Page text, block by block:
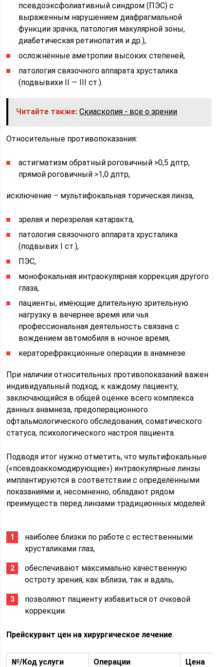
псевдоэксфолиативный синдром (ПЭС) с
выраженным нарушением диафрагмальной
функции зрачка, патология макулярной зоны,
диабетическая ретинопатия и др.),
осложнённые аметропии высоких степеней,
патология связочного аппарата хрусталика
(подвывихи II — III ст.).
Читайте также: Скиаскопия - все о зрении
Относительные противопоказания:
астигматизм обратный роговичный >0,5 дптр,
прямой роговичный >1,0 дптр,
исключение – мультифокальная торическая линза,
зрелая и перезрелая катаракта,
патология связочного аппарата хрусталика
(подвывих I ст.),
ПЭС,
монофокальная интраокулярная коррекция другого
глаза,
пациенты, имеющие длительную зрительную
нагрузку в вечернее время или чья
профессиональная деятельность связана с
вождением автомобиля в ночное время,
кераторефракционные операции в анамнезе.
При наличии относительных противопоказаний важен
индивидуальный подход, к каждому пациенту,
заключающийся в общей оценке всего комплекса
данных анамнеза, предоперационного
офтальмологического обследования, соматического
статуса, психологического настроя пациента.
Подводя итог нужно отметить, что мультифокальные
(«псевдоаккомодирующие») интраокулярные линзы
имплантируются в соответствии с определёнными
показаниями и, несомненно, обладают рядом
преимуществ перед линзами традиционных моделей:
наиболее близки по работе с естественными
хрусталиками глаз,
обеспечивают максимально качественную
остроту зрения, как вблизи, так и вдаль,
позволяют пациенту избавиться от очковой
коррекции.
Прейскурант цен на хирургическое лечение:
№/Код услуги Операции
Цена